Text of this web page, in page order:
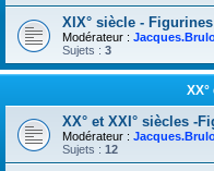
XIX° siècle -
Modérateur :
Sujets : 3
XX°
XX° et XXI° siècles -
Modérateur :
Sujets : 12